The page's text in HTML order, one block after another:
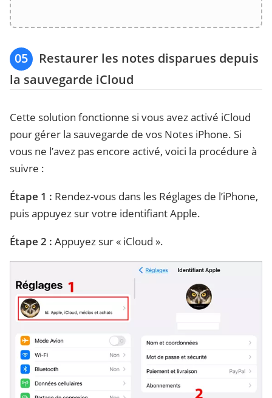
05
Restaurer les notes disparues depuis
la sauvegarde iCloud
Cette solution fonctionne si vous avez activé iCloud
pour gérer la sauvegarde de vos Notes iPhone. Si
vous ne l’avez pas encore activé, voici la procédure à
suivre :
Étape 1 : Rendez-vous dans les Réglages de l’iPhone,
puis appuyez sur votre identifiant Apple.
Étape 2 : Appuyez sur « iCloud ».